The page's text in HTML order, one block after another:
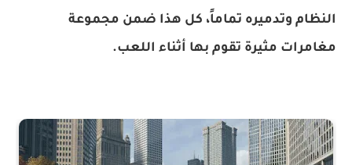
النظام وتدميره تماماً، كل هذا ضمن مجموعة
مغامرات مثيرة تقوم بها أثناء اللعب.